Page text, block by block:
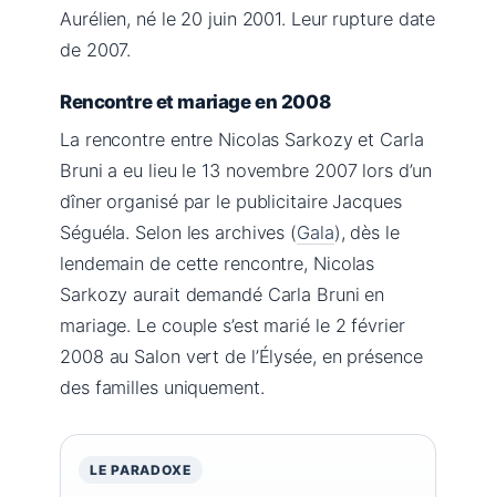
Aurélien, né le 20 juin 2001. Leur rupture date
de 2007.
Rencontre et mariage en 2008
La rencontre entre Nicolas Sarkozy et Carla
Bruni a eu lieu le 13 novembre 2007 lors d’un
dîner organisé par le publicitaire Jacques
Séguéla. Selon les archives (Gala), dès le
lendemain de cette rencontre, Nicolas
Sarkozy aurait demandé Carla Bruni en
mariage. Le couple s’est marié le 2 février
2008 au Salon vert de l’Élysée, en présence
des familles uniquement.
LE PARADOXE